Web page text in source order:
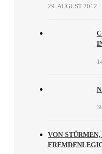
29. AUGUST 2012
VON